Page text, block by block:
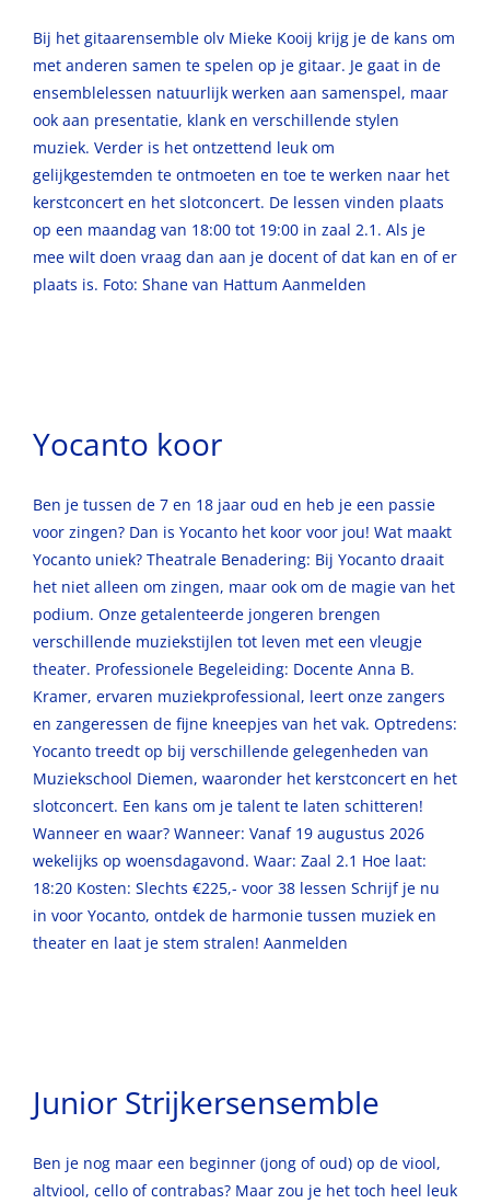
Bij het gitaarensemble olv Mieke Kooij krijg je de kans om
met anderen samen te spelen op je gitaar. Je gaat in de
ensemblelessen natuurlijk werken aan samenspel, maar
ook aan presentatie, klank en verschillende stylen
muziek. Verder is het ontzettend leuk om
gelijkgestemden te ontmoeten en toe te werken naar het
kerstconcert en het slotconcert. De lessen vinden plaats
op een maandag van 18:00 tot 19:00 in zaal 2.1. Als je
mee wilt doen vraag dan aan je docent of dat kan en of er
plaats is. Foto: Shane van Hattum Aanmelden
Yocanto koor
Ben je tussen de 7 en 18 jaar oud en heb je een passie
voor zingen? Dan is Yocanto het koor voor jou! Wat maakt
Yocanto uniek? Theatrale Benadering: Bij Yocanto draait
het niet alleen om zingen, maar ook om de magie van het
podium. Onze getalenteerde jongeren brengen
verschillende muziekstijlen tot leven met een vleugje
theater. Professionele Begeleiding: Docente Anna B.
Kramer, ervaren muziekprofessional, leert onze zangers
en zangeressen de fijne kneepjes van het vak. Optredens:
Yocanto treedt op bij verschillende gelegenheden van
Muziekschool Diemen, waaronder het kerstconcert en het
slotconcert. Een kans om je talent te laten schitteren!
Wanneer en waar? Wanneer: Vanaf 19 augustus 2026
wekelijks op woensdagavond. Waar: Zaal 2.1 Hoe laat:
18:20 Kosten: Slechts €225,- voor 38 lessen Schrijf je nu
in voor Yocanto, ontdek de harmonie tussen muziek en
theater en laat je stem stralen! Aanmelden
Junior Strijkersensemble
Ben je nog maar een beginner (jong of oud) op de viool,
altviool, cello of contrabas? Maar zou je het toch heel leuk